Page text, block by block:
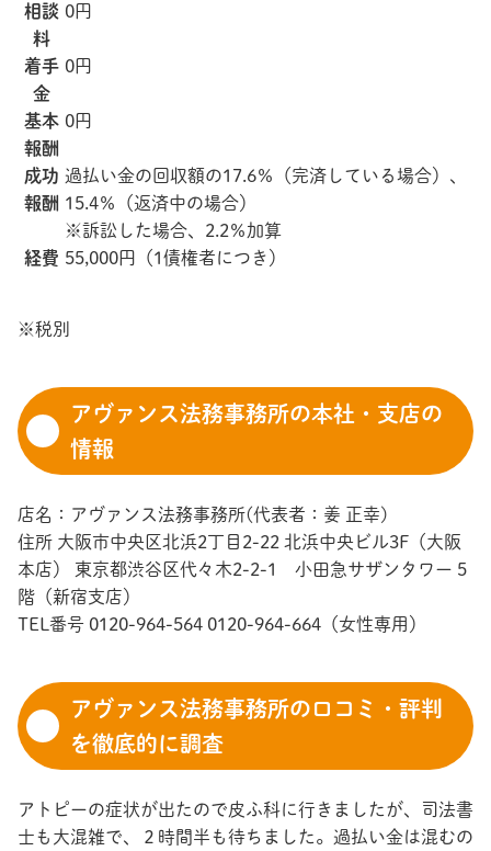
相談
料
0円
着手
金
0円
基本
報酬
0円
成功
報酬
過払い金の回収額の17.6％（完済している場合）、
15.4％（返済中の場合）
※訴訟した場合、2.2％加算
経費 55,000円（1債権者につき）
※税別
アヴァンス法務事務所の本社・支店の
情報
店名：アヴァンス法務事務所(代表者：姜 正幸)
住所 大阪市中央区北浜2丁目2-22 北浜中央ビル3F（大阪
本店） 東京都渋谷区代々木2-2-1 小田急サザンタワー 5
階（新宿支店）
TEL番号 0120-964-564 0120-964-664（女性専用）
アヴァンス法務事務所の口コミ・評判
を徹底的に調査
アトピーの症状が出たので皮ふ科に行きましたが、司法書
士も大混雑で、２時間半も待ちました。過払い金は混むの